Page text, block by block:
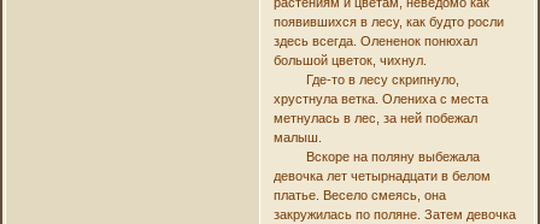
появившихся в лесу, как будто росли
здесь всегда. Олененок понюхал
большой цветок, чихнул.
Где-то в лесу скрипнуло,
хрустнула ветка. Олениха с места
метнулась в лес, за ней побежал
малыш.
Вскоре на поляну выбежала
девочка лет четырнадцати в белом
платье. Весело смеясь, она
закружилась по поляне. Затем девочка